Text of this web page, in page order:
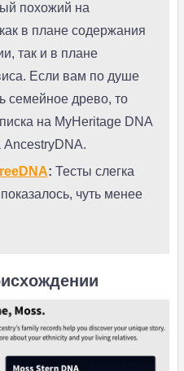
похожий на
в плане содержания
так и в плане
Если вам по душе
семейное древо, то
на MyHeritage DNA
: Тесты слегка
чуть менее